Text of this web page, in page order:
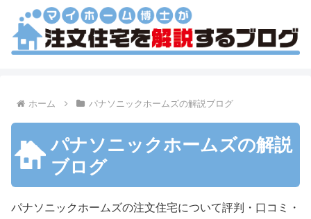
ホーム パナソニックホームズの解説ブログ
パナソニックホームズの解説
ブログ
パナソニックホームズの注文住宅について評判・口コミ・